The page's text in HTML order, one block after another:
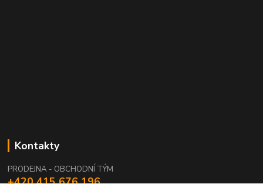
Kontakty
PRODEJNA - OBCHODNÍ TÝM
+420 415 676 196